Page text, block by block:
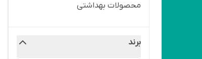
محصولات بهداشتی
برند